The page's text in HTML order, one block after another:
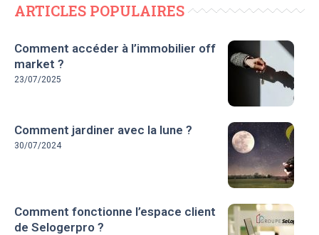
ARTICLES POPULAIRES
Comment accéder à l’immobilier off
market ?
23/07/2025
Comment jardiner avec la lune ?
30/07/2024
Comment fonctionne l’espace client
de Selogerpro ?